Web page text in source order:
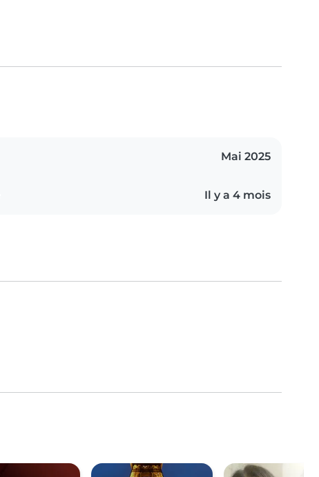
Mai 2025
Il y a 4 mois